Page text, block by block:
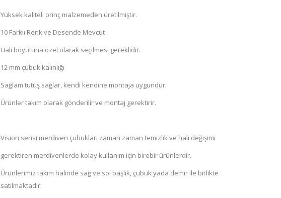
Yüksek kaliteli prinç malzemeden üretilmiştir.
10 Farklı Renk ve Desende Mevcut
Halı boyutuna özel olarak seçilmesi gereklidir.
12 mm çubuk kalınlığı
Sağlam tutuş sağlar, kendi kendine montaja uygundur.
Ürünler takım olarak gönderilir ve montaj gerektirir.
Vision serisi merdiven çubukları zaman zaman temizlik ve halı değişimi
gerektiren merdivenlerde kolay kullanım için birebir ürünlerdir.
Ürünlerimiz takım halinde sağ ve sol başlık, çubuk yada demir ile birlikte
satılmaktadır.